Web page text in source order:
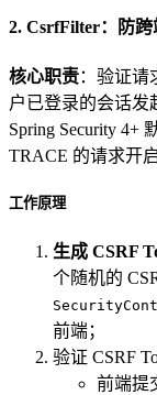
2. CsrfFilter：防
核心职责：验证请
户已登录的会话发
Spring Security 4+
TRACE 的请求开
工作原理
生成 CSRF
个随机的
前端；
验证 CSRF
前端提